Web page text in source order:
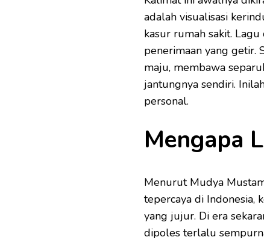
adalah visualisasi
kasur rumah sakit.
penerimaan yang getir.
maju, membawa
jantungnya sendiri.
personal.
Mengapa
Menurut Mudya
tepercaya di Indonesia,
yang jujur. Di era
dipoles terlalu